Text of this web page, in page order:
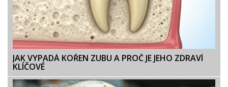
JAK VYPADÁ KOŘEN ZUBU A PROČ JE JEHO ZDRAVÍ
KLÍČOVÉ